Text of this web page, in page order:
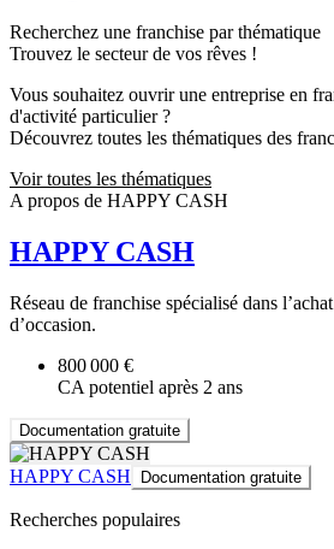
Recherchez une franchise par thématique
Trouvez le secteur de vos rêves !
Vous souhaitez ouvrir une entreprise en
d'activité particulier ?
Découvrez toutes les thématiques des
Voir toutes les thématiques
A propos de HAPPY CASH
HAPPY CASH
Réseau de franchise spécialisé dans
d’occasion.
800 000 €
CA potentiel après 2 ans
Documentation gratuite
HAPPY CASH Documentation gratuite
Recherches populaires